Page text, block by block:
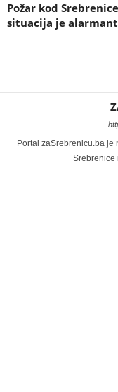
Požar kod
situacija je
Portal zaSrebrenicu.ba
Srebrenice